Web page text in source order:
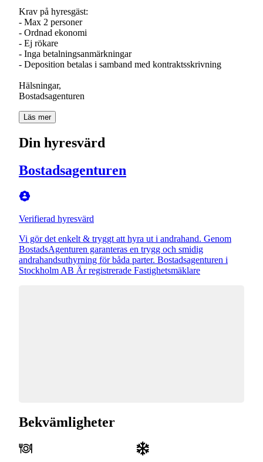
Krav på hyresgäst:
- Max 2 personer
- Ordnad ekonomi
- Ej rökare
- Inga betalningsanmärkningar
- Deposition betalas i samband med kontraktsskrivning
Hälsningar,
Bostadsagenturen
Läs mer
Din hyresvärd
Bostadsagenturen
Verifierad hyresvärd
Vi gör det enkelt & tryggt att hyra ut i andrahand. Genom
BostadsAgenturen garanteras en trygg och smidig
andrahandsuthyrning för båda parter. Bostadsagenturen i
Stockholm AB Är registrerade Fastighetsmäklare
Bekvämligheter